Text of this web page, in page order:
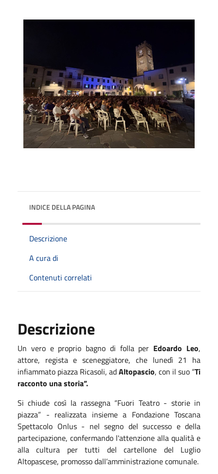
INDICE DELLA PAGINA
Descrizione
A cura di
Contenuti correlati
Descrizione
Un vero e proprio bagno di folla per Edoardo Leo,
attore, regista e sceneggiatore, che lunedì 21 ha
infiammato piazza Ricasoli, adAltopascio, con il suo “Ti
racconto una storia”.
Si chiude così la rassegna “Fuori Teatro - storie in
piazza” - realizzata insieme a Fondazione Toscana
Spettacolo Onlus - nel segno del successo e della
partecipazione, confermando l'attenzione alla qualità e
alla cultura per tutti del cartellone del Luglio
Altopascese, promosso dall’amministrazione comunale.